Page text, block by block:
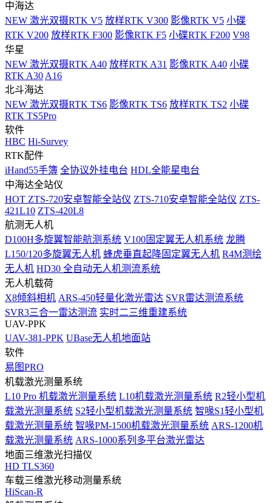
中海达
NEW 激光双摄RTK V5 放样RTK V300 影像RTK V5 小碟
RTK V200 放样RTK F300 影像RTK F5 小碟RTK F200 V98
华星
NEW 激光双摄RTK A40 放样RTK A31 影像RTK A40 小碟
RTK A30 A16
北斗海达
NEW 激光双摄RTK TS6 影像RTK TS6 放样RTK TS2 小碟
RTK TS5Pro
软件
HBC Hi-Survey
RTK配件
iHand55手簿 全协议外挂电台 HDL全能星电台
中海达全站仪
HOT ZTS-720安卓智能全站仪 ZTS-710安卓智能全站仪 ZTS-
421L10 ZTS-420L8
航测无人机
D100H多旋翼智能航测系统 V100固定翼无人机系统 龙腾
L150/120多旋翼无人机 蜂虎垂直起降固定翼无人机 R4M测绘
无人机 HD30 全自动无人机测流系统
无人机载荷
X8倾斜相机 ARS-450轻量化激光雷达 SVR雷达测流系统
SVR3三合一雷达测流 实时二三维重建系统
UAV-PPK
UAV-381-PPK UBase无人机地面站
软件
易图PRO
机载激光测量系统
L10 Pro 机载激光测量系统 L10机载激光测量系统 R2轻小型机
载激光测量系统 S2轻小型机载激光测量系统 智喙S1轻小型机
载激光测量系统 智喙PM-1500机载激光测量系统 ARS-1200机
载激光测量系统 ARS-1000系列多平台激光雷达
地面三维激光扫描仪
HD TLS360
车载三维激光移动测量系统
HiScan-R